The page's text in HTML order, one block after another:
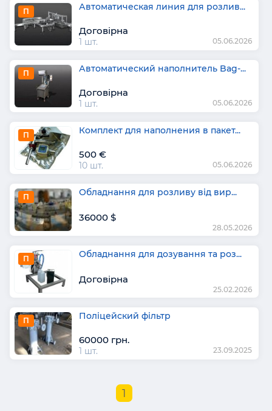
П Автоматическая линия для розлив...
Договірна
1 шт. 05.06.2026
П Автоматический наполнитель Bag-...
Договірна
1 шт. 05.06.2026
П Комплект для наполнения в пакет...
500 €
10 шт. 05.06.2026
П Обладнання для розливу від вир...
36000 $
28.05.2026
П Обладнання для дозування та роз...
Договірна
25.02.2026
П Поліцейский фільтр
60000 грн.
1 шт. 23.09.2025
1